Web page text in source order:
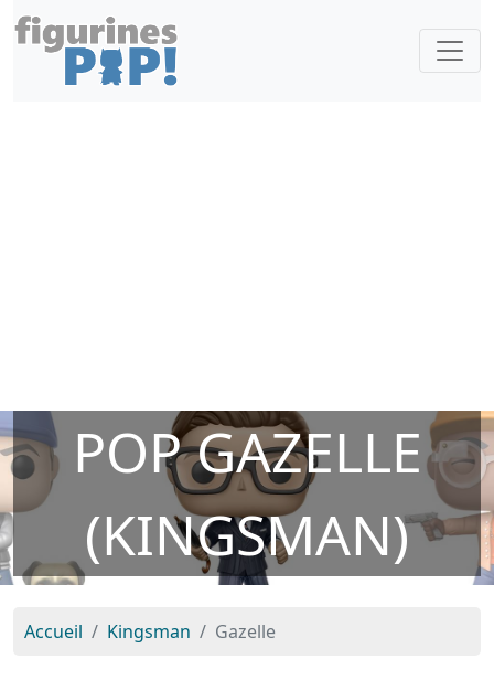
POP GAZELLE
(KINGSMAN)
Accueil Kingsman Gazelle